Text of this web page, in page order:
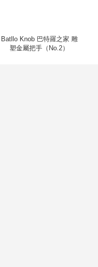
Batllo Knob 巴特羅之家 雕
塑金屬把手（No.2）